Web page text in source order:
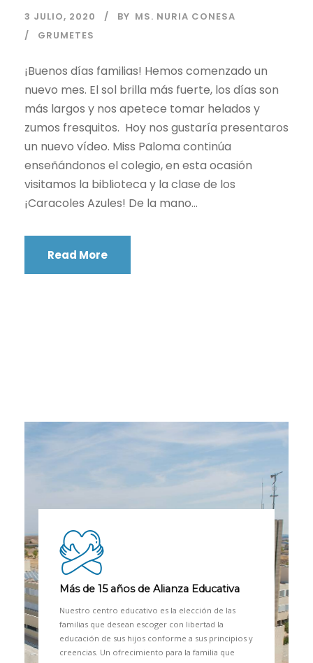
3 JULIO, 2020 BY MS. NURIA CONESA
GRUMETES
¡Buenos días familias! Hemos comenzado un
nuevo mes. El sol brilla más fuerte, los días son
más largos y nos apetece tomar helados y
zumos fresquitos. Hoy nos gustaría presentaros
un nuevo vídeo. Miss Paloma continúa
enseñándonos el colegio, en esta ocasión
visitamos la biblioteca y la clase de los
¡Caracoles Azules! De la mano...
Read More
Más de 15 años de Alianza Educativa
Nuestro centro educativo es la elección de las
familias que desean escoger con libertad la
educación de sus hijos conforme a sus principios y
creencias. Un ofrecimiento para la familia que